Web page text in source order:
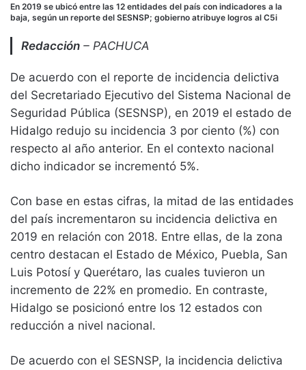
En 2019 se ubicó entre las 12 entidades del país con indicadores a la
baja, según un reporte del SESNSP; gobierno atribuye logros al C5i
Redacción – PACHUCA
De acuerdo con el reporte de incidencia delictiva
del Secretariado Ejecutivo del Sistema Nacional de
Seguridad Pública (SESNSP), en 2019 el estado de
Hidalgo redujo su incidencia 3 por ciento (%) con
respecto al año anterior. En el contexto nacional
dicho indicador se incrementó 5%.
Con base en estas cifras, la mitad de las entidades
del país incrementaron su incidencia delictiva en
2019 en relación con 2018. Entre ellas, de la zona
centro destacan el Estado de México, Puebla, San
Luis Potosí y Querétaro, las cuales tuvieron un
incremento de 22% en promedio. En contraste,
Hidalgo se posicionó entre los 12 estados con
reducción a nivel nacional.
De acuerdo con el SESNSP, la incidencia delictiva